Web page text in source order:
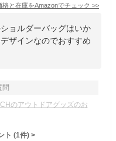
格と在庫をAmazonでチェック >>
ョルダーバッグはいか
ザインなのでおすすめ
問
のアウトドアグッズのお
ト (1件) >